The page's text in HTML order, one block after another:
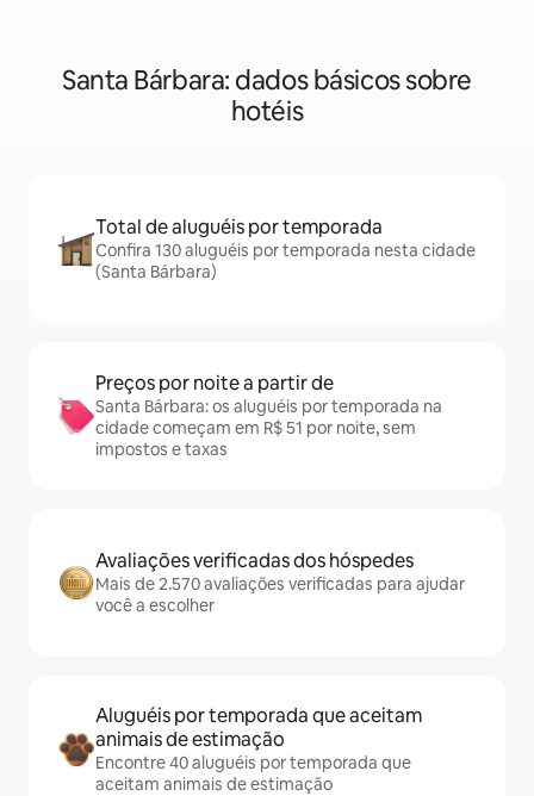
Santa Bárbara: dados básicos sobre
hotéis
Total de aluguéis por temporada
Confira 130 aluguéis por temporada nesta cidade
(Santa Bárbara)
Preços por noite a partir de
Santa Bárbara: os aluguéis por temporada na
cidade começam em R$ 51 por noite, sem
impostos e taxas
Avaliações verificadas dos hóspedes
Mais de 2.570 avaliações verificadas para ajudar
você a escolher
Aluguéis por temporada que aceitam
animais de estimação
Encontre 40 aluguéis por temporada que
aceitam animais de estimação